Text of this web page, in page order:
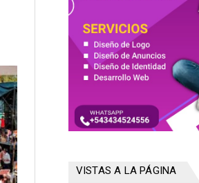
VISTAS A LA PÁGINA